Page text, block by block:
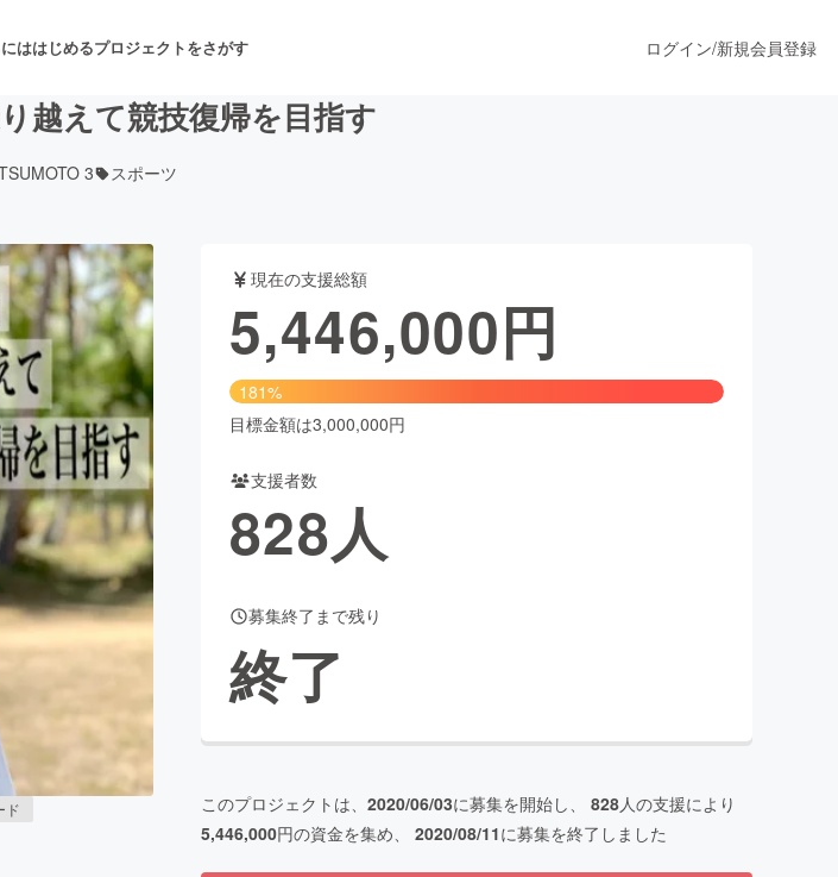
ははじめるプロジェクトをさがす
舞台・パフォーマンス
フード・飲食店 ファッション
アニメ・漫画
ビューティー・ヘルスケア
GoodCAMPFIRE Creation
納税
ログイン/新規会員登録
越えて競技復帰を目指す
3 スポーツ
ド
現在の支援総額
5,446,000円
181%
目標金額は3,000,000円
支援者数
828人
募集終了まで残り
終了
このプロジェクトは、 2020/06/03に募集を開始し、 828人の支援により
5,446,000円の資金を集め、 2020/08/11に募集を終了しました